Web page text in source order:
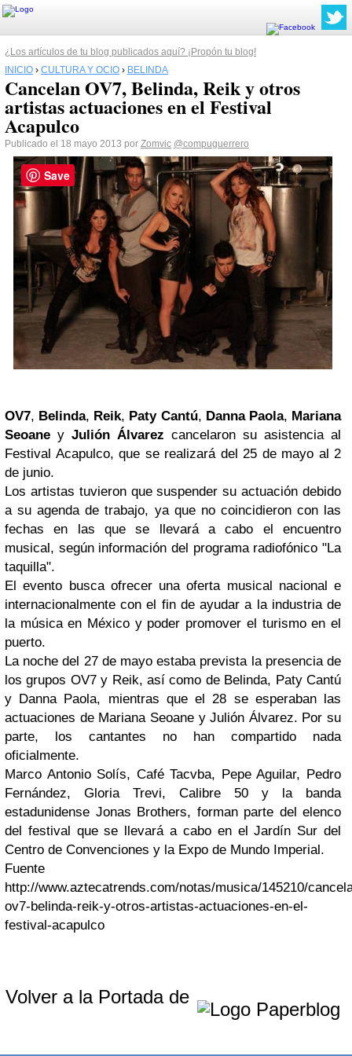
¿Los artículos de tu blog publicados aquí? ¡Propón tu blog!
INICIO › CULTURA Y OCIO › BELINDA
Cancelan OV7, Belinda, Reik y otros
artistas actuaciones en el Festival
Acapulco
Publicado el 18 mayo 2013 por Zomvic @compuguerrero
OV7, Belinda, Reik, Paty Cantú, Danna Paola, Mariana
Seoane y Julión Álvarez cancelaron su asistencia al
Festival Acapulco, que se realizará del 25 de mayo al 2
de junio.
Los artistas tuvieron que suspender su actuación debido
a su agenda de trabajo, ya que no coincidieron con las
fechas en las que se llevará a cabo el encuentro
musical, según información del programa radiofónico "La
taquilla".
El evento busca ofrecer una oferta musical nacional e
internacionalmente con el fin de ayudar a la industria de
la música en México y poder promover el turismo en el
puerto.
La noche del 27 de mayo estaba prevista la presencia de
los grupos OV7 y Reik, así como de Belinda, Paty Cantú
y Danna Paola, mientras que el 28 se esperaban las
actuaciones de Mariana Seoane y Julión Álvarez. Por su
parte, los cantantes no han compartido nada
oficialmente.
Marco Antonio Solís, Café Tacvba, Pepe Aguilar, Pedro
Fernández, Gloria Trevi, Calibre 50 y la banda
estadunidense Jonas Brothers, forman parte del elenco
del festival que se llevará a cabo en el Jardín Sur del
Centro de Convenciones y la Expo de Mundo Imperial.
Fuente
http://www.aztecatrends.com/notas/musica/145210/
ov7-belinda-reik-y-otros-artistas-actuaciones-en-el-
festival-acapulco
Volver a la Portada de
Save